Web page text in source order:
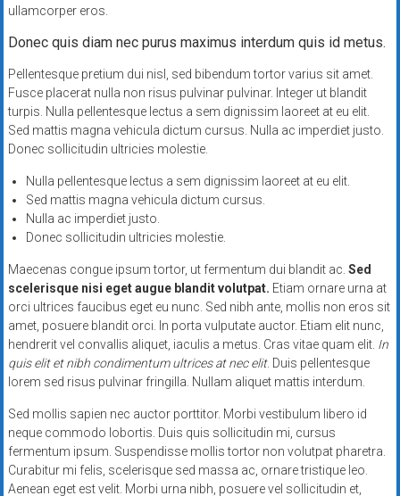
ullamcorper eros.
Donec quis diam nec purus maximus interdum quis id metus.
Pellentesque pretium dui nisl, sed bibendum tortor varius sit amet.
Fusce placerat nulla non risus pulvinar pulvinar. Integer ut blandit
turpis. Nulla pellentesque lectus a sem dignissim laoreet at eu elit.
Sed mattis magna vehicula dictum cursus. Nulla ac imperdiet justo.
Donec sollicitudin ultricies molestie.
Nulla pellentesque lectus a sem dignissim laoreet at eu elit.
Sed mattis magna vehicula dictum cursus.
Nulla ac imperdiet justo.
Donec sollicitudin ultricies molestie.
Maecenas congue ipsum tortor, ut fermentum dui blandit ac. Sed
scelerisque nisi eget augue blandit volutpat. Etiam ornare urna at
orci ultrices faucibus eget eu nunc. Sed nibh ante, mollis non eros sit
amet, posuere blandit orci. In porta vulputate auctor. Etiam elit nunc,
hendrerit vel convallis aliquet, iaculis a metus. Cras vitae quam elit. In
quis elit et nibh condimentum ultrices at nec elit. Duis pellentesque
lorem sed risus pulvinar fringilla. Nullam aliquet mattis interdum.
Sed mollis sapien nec auctor porttitor. Morbi vestibulum libero id
neque commodo lobortis. Duis quis sollicitudin mi, cursus
fermentum ipsum. Suspendisse mollis tortor non volutpat pharetra.
Curabitur mi felis, scelerisque sed massa ac, ornare tristique leo.
Aenean eget est velit. Morbi urna nibh, posuere vel sollicitudin et,